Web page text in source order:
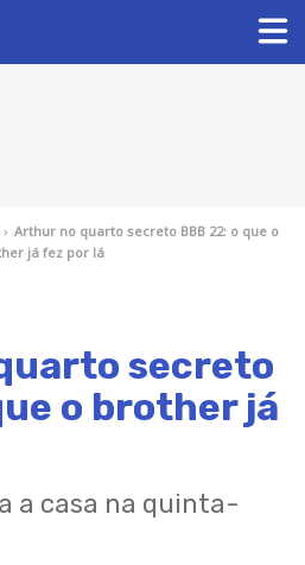
› Arthur no quarto secreto BBB 22: o que o
já fez por lá
secreto
o brother já
a casa na quinta-